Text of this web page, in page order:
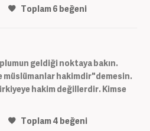
Toplam6 beğeni
geldiği noktaya bakın.
müslümanlar hakimdir"demesin.
hakim değillerdir. Kimse
Toplam4 beğeni